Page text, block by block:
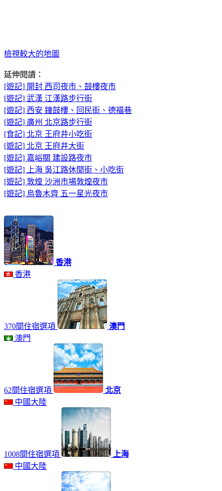
檢視較大的地圖
延伸閱讀：
[遊記] 開封 西司夜市、鼓樓夜市
[遊記] 武漢 江漢路步行街
[遊記] 西安 鐘鼓樓、回民街、德福巷
[遊記] 廣州 北京路步行街
[食記] 北京 王府井小吃街
[遊記] 北京 王府井大街
[遊記] 嘉峪關 建設路夜市
[遊記] 上海 吳江路休閒街、小吃街
[遊記] 敦煌 沙洲市場敦煌夜市
[遊記] 烏魯木齊 五一星光夜市
香港
香港
370間住宿選項
澳門
澳門
62間住宿選項
北京
中國大陸
1008間住宿選項
上海
中國大陸